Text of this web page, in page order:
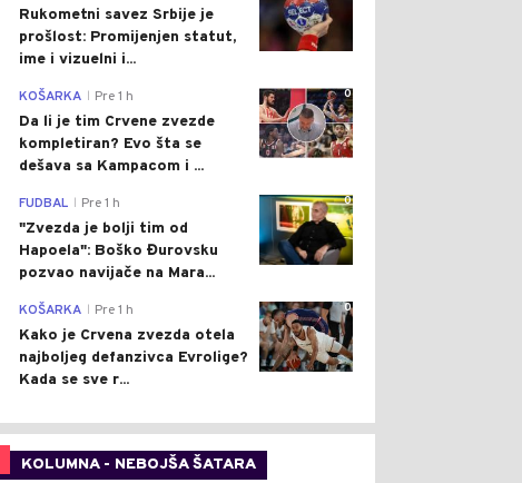
Rukometni savez Srbije je
prošlost: Promijenjen statut,
ime i vizuelni i...
0
KOŠARKA Pre 1 h
Da li je tim Crvene zvezde
kompletiran? Evo šta se
dešava sa Kampacom i ...
0
FUDBAL Pre 1 h
"Zvezda je bolji tim od
Hapoela": Boško Đurovsku
pozvao navijače na Mara...
0
KOŠARKA Pre 1 h
Kako je Crvena zvezda otela
najboljeg defanzivca Evrolige?
Kada se sve r...
KOLUMNA - NEBOJŠA ŠATARA